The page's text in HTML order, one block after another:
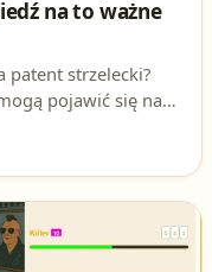
na to ważne
patent strzelecki?
pojawić się na
dokładnie
odpowiedzieć
na patent